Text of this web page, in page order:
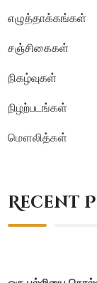
எழுத்தாக்கங்கள்
சஞ்சிகைகள்
நிகழ்வுகள்
நிழற்படங்கள்
மௌலித்கள்
Recent